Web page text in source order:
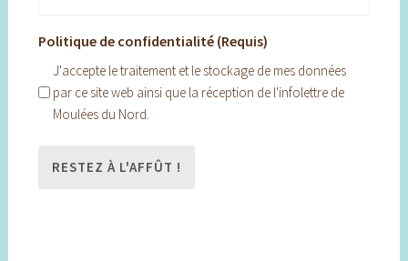
Politique de confidentialité (Requis)
J'accepte le traitement et le stockage de mes données
par ce site web ainsi que la réception de l'infolettre de
Moulées du Nord.